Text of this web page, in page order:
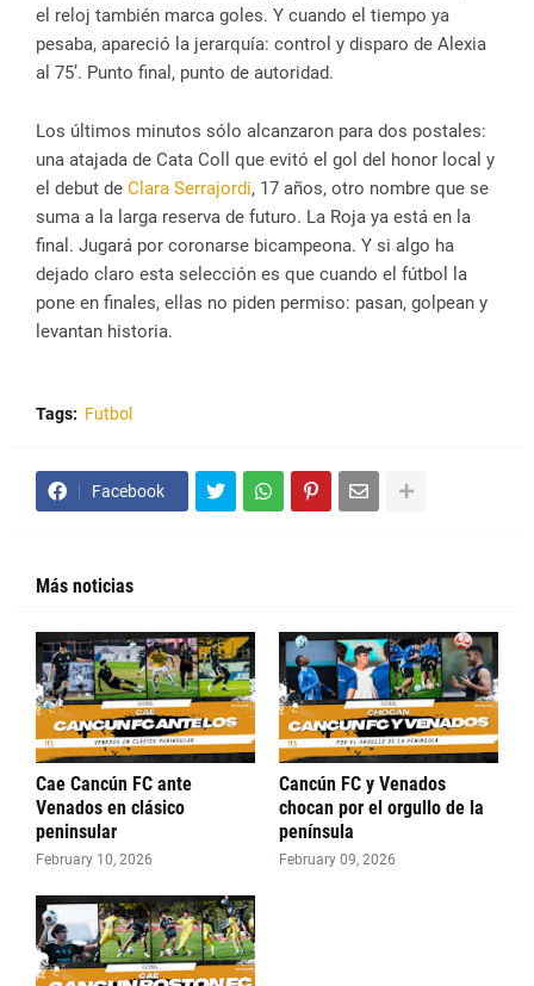
el reloj también marca goles. Y cuando el tiempo ya
pesaba, apareció la jerarquía: control y disparo de Alexia
al 75’. Punto final, punto de autoridad.
Los últimos minutos sólo alcanzaron para dos postales:
una atajada de Cata Coll que evitó el gol del honor local y
el debut de Clara Serrajordi, 17 años, otro nombre que se
suma a la larga reserva de futuro. La Roja ya está en la
final. Jugará por coronarse bicampeona. Y si algo ha
dejado claro esta selección es que cuando el fútbol la
pone en finales, ellas no piden permiso: pasan, golpean y
levantan historia.
Tags: Futbol
Facebook
Más noticias
Cae Cancún FC ante
Venados en clásico
peninsular
February 10, 2026
Cancún FC y Venados
chocan por el orgullo de la
península
February 09, 2026